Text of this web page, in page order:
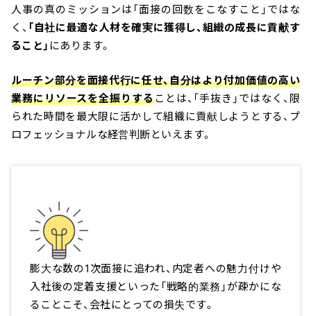
人事の真のミッションは「面接の回数をこなすこと」ではな
く、 「自社に最適な人材を確実に獲得し、組織の成長に貢献す
ること」 にあります。
ルーチン部分を面接代行に任せ、自分はより付加価値の高い
業務にリソースを全振りすることは、「手抜き」ではなく、限
られた時間を最大限に活かして組織に貢献しようとする、プ
ロフェッショナルな経営判断といえます。
膨大な数の1次面接に追われ、内定者への魅力付けや
入社後の定着支援といった「戦略的業務」が疎かにな
ることこそ、会社にとっての損失です。